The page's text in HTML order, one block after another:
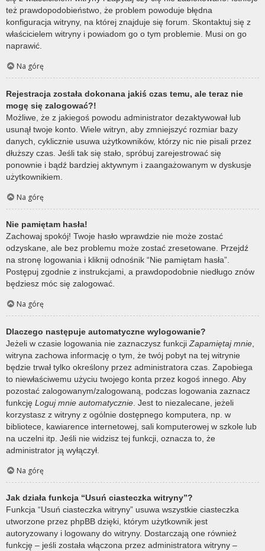
też prawdopodobieństwo, że problem powoduje błędna
konfiguracja witryny, na której znajduje się forum. Skontaktuj się z
właścicielem witryny i powiadom go o tym problemie. Musi on go
naprawić.
Na górę
Rejestracja została dokonana jakiś czas temu, ale teraz nie
mogę się zalogować?!
Możliwe, że z jakiegoś powodu administrator dezaktywował lub
usunął twoje konto. Wiele witryn, aby zmniejszyć rozmiar bazy
danych, cyklicznie usuwa użytkowników, którzy nic nie pisali przez
dłuższy czas. Jeśli tak się stało, spróbuj zarejestrować się
ponownie i bądź bardziej aktywnym i zaangażowanym w dyskusje
użytkownikiem.
Na górę
Nie pamiętam hasła!
Zachowaj spokój! Twoje hasło wprawdzie nie może zostać
odzyskane, ale bez problemu może zostać zresetowane. Przejdź
na stronę logowania i kliknij odnośnik “Nie pamiętam hasła”.
Postępuj zgodnie z instrukcjami, a prawdopodobnie niedługo znów
będziesz móc się zalogować.
Na górę
Dlaczego następuje automatyczne wylogowanie?
Jeżeli w czasie logowania nie zaznaczysz funkcji Zapamiętaj mnie
witryna zachowa informację o tym, że twój pobyt na tej witrynie
będzie trwał tylko określony przez administratora czas. Zapobiega
to niewłaściwemu użyciu twojego konta przez kogoś innego. Aby
pozostać zalogowanym/zalogowaną, podczas logowania zaznacz
funkcję Loguj mnie automatycznie . Jest to niezalecane, jeżeli
korzystasz z witryny z ogólnie dostępnego komputera, np. w
bibliotece, kawiarence internetowej, sali komputerowej w szkole lub
na uczelni itp. Jeśli nie widzisz tej funkcji, oznacza to, że
administrator ją wyłączył.
Na górę
Jak działa funkcja “Usuń ciasteczka witryny”?
Funkcja “Usuń ciasteczka witryny” usuwa wszystkie ciasteczka
utworzone przez phpBB dzięki, którym użytkownik jest
autoryzowany i logowany do witryny. Dostarczają one również
funkcję – jeśli została włączona przez administratora witryny –